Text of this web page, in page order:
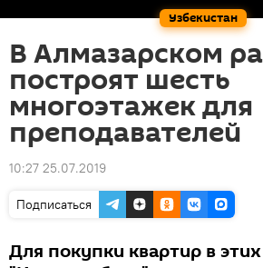
Узбекистан
В Алмазарском
построят шесть
многоэтажек для
преподавателей
10:27 25.07.2019
Подписаться
Для покупки квартир в